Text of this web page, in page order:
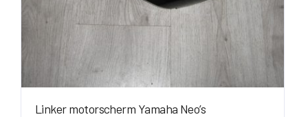
Linker motorscherm Yamaha Neo’s